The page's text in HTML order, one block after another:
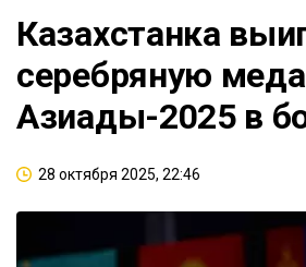
Казахстанка
серебряную
Азиады-2025 в
28 октября 2025, 22:46